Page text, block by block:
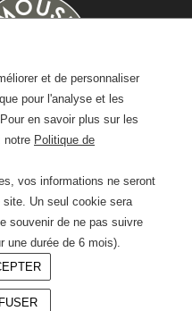
Limoges
et de personnaliser
pour l'analyse et les
en savoir plus sur les
notre Politique de
vos informations ne seront
Un seul cookie sera
souvenir de ne pas suivre
une durée de 6 mois).